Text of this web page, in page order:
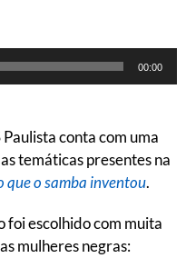
00:00
conta com uma
temáticas presentes na
que o samba inventou.
foi escolhido com muita
mulheres negras: